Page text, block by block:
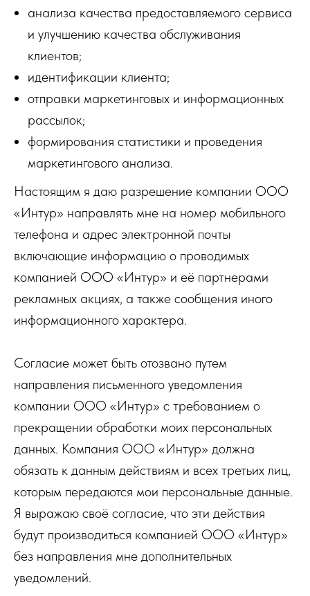
анализа качества предоставляемого сервиса
и улучшению качества обслуживания
клиентов;
идентификации клиента;
отправки маркетинговых и информационных
рассылок;
формирования статистики и проведения
маркетингового анализа.
Настоящим я даю разрешение компании ООО
«Интур» направлять мне на номер мобильного
телефона и адрес электронной почты
включающие информацию о проводимых
компанией ООО «Интур» и её партнерами
рекламных акциях, а также сообщения иного
информационного характера.
Согласие может быть отозвано путем
направления письменного уведомления
компании ООО «Интур» с требованием о
прекращении обработки моих персональных
данных. Компания ООО «Интур» должна
обязать к данным действиям и всех третьих лиц,
которым передаются мои персональные данные.
Я выражаю своё согласие, что эти действия
будут производиться компанией ООО «Интур»
без направления мне дополнительных
уведомлений.